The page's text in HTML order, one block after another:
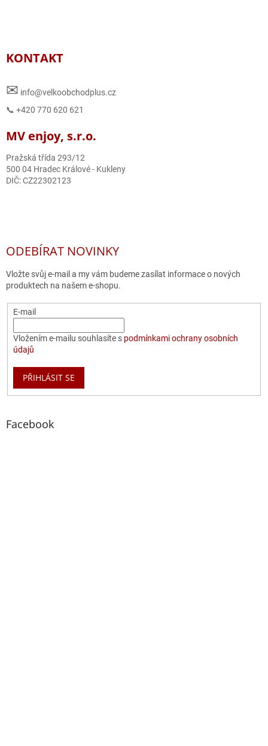
KONTAKT
✉ info@velkoobchodplus.cz
📞 +420 770 620 621
MV enjoy, s.r.o.
Pražská třída 293/12
500 04 Hradec Králové - Kukleny
DIČ: CZ22302123
ODEBÍRAT NOVINKY
Vložte svůj e-mail a my vám budeme zasílat informace o nových
produktech na našem e-shopu.
E-mail
Vložením e-mailu souhlasíte s podmínkami ochrany osobních
údajů
PŘIHLÁSIT SE
Facebook